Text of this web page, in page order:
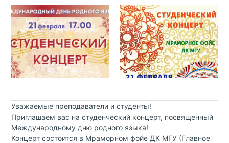
Уважаемые преподаватели и студенты!
Приглашаем вас на студенческий концерт, посвященный
Международному дню родного языка!
Концерт состоится в Мраморном фойе ДК МГУ (Главное